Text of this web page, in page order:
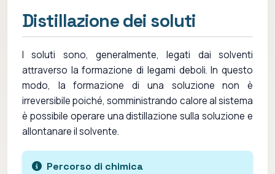
Distillazione dei soluti
I soluti sono, generalmente, legati dai solventi
attraverso la formazione di legami deboli. In questo
modo, la formazione di una soluzione non è
irreversibile poiché, somministrando calore al sistema
è possibile operare una distillazione sulla soluzione e
allontanare il solvente.
Percorso di chimica